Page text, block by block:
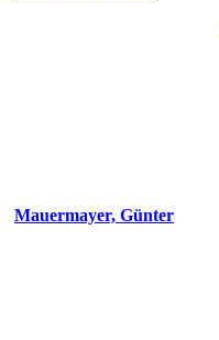
Mauermayer, Günter